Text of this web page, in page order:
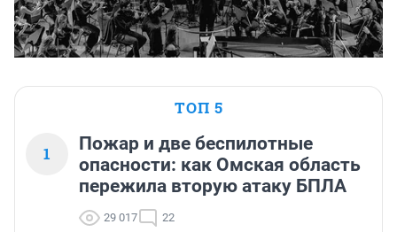
ТОП 5
1
Пожар и две беспилотные
опасности: как Омская область
пережила вторую атаку БПЛА
29 017 22